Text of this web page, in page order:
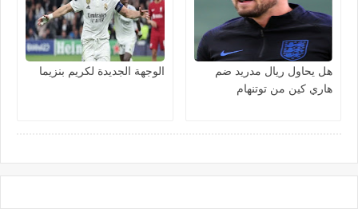
هل يحاول ريال مدريد ضم
هاري كين من توتنهام
الوجهة الجديدة لكريم بنزيما